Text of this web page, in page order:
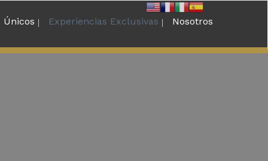
Únicos Experiencias Exclusivas Nosotros